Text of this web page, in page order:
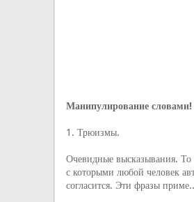
Манипулирование словами!
1. Трюизмы.
Очевидные высказывания. То
с которыми любой человек
согласится. Эти фразы